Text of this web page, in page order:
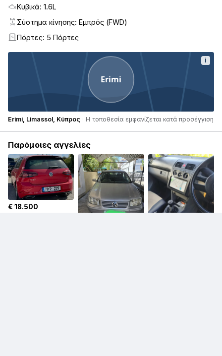
Κυβικά: 1.6L
Σύστημα κίνησης: Εμπρός (FWD)
5 Πόρτες: 5 Πόρτες
Erimi
i
Erimi, Limassol, Κύπρος · Η τοποθεσία εμφανίζεται κατά προσέγγιση
Παρόμοιες αγγελίες
€ 18.500